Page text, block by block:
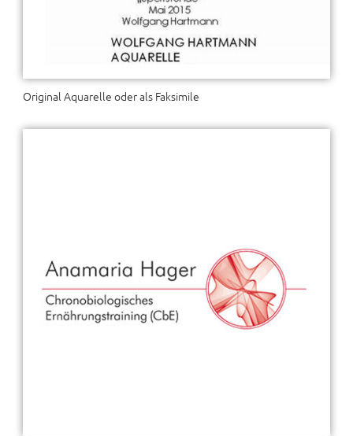
Original Aquarelle oder als Faksimile